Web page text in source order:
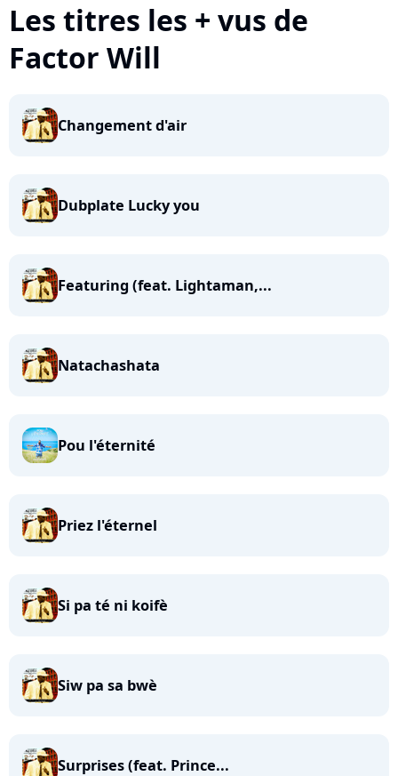
Les titres les + vus de
Factor Will
Changement d'air
Dubplate Lucky you
Featuring (feat. Lightaman,...
Natachashata
Pou l'éternité
Priez l'éternel
Si pa té ni koifè
Siw pa sa bwè
Surprises (feat. Prince...